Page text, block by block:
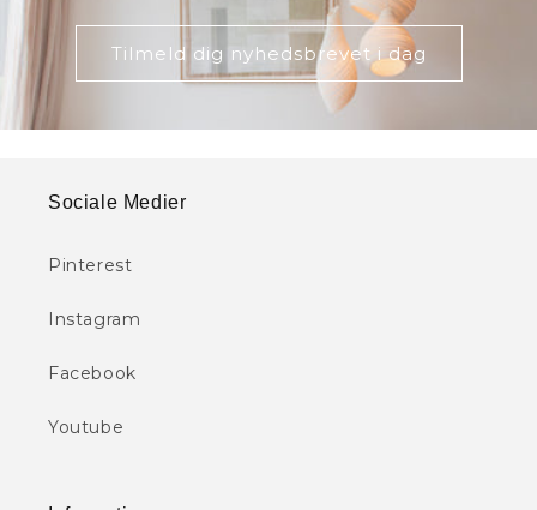
Tilmeld dig nyhedsbrevet i dag
Sociale Medier
Pinterest
Instagram
Facebook
Youtube